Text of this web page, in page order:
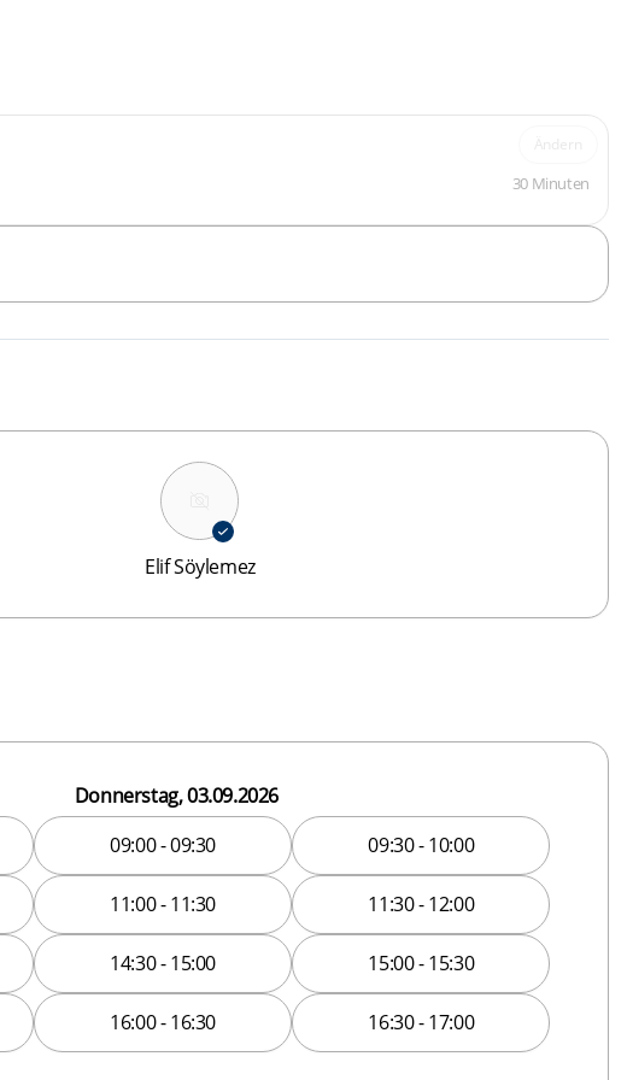
Elif Söylemez
Donnerstag, 03.09.2026
09:00 - 09:30 09:30 - 10:00
11:00 - 11:30 11:30 - 12:00
14:30 - 15:00 15:00 - 15:30
16:00 - 16:30 16:30 - 17:00
30 Minuten